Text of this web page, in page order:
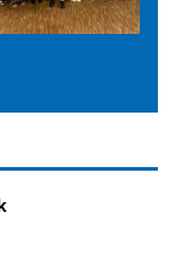
Nex
t